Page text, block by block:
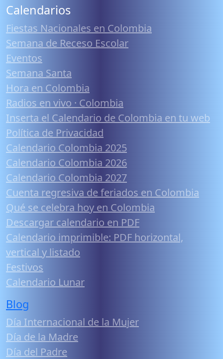
Calendarios
Fiestas Nacionales en Colombia
Semana de Receso Escolar
Eventos
Semana Santa
Hora en Colombia
Radios en vivo · Colombia
Inserta el Calendario de Colombia en tu web
Política de Privacidad
Calendario Colombia 2025
Calendario Colombia 2026
Calendario Colombia 2027
Cuenta regresiva de feriados en Colombia
Qué se celebra hoy en Colombia
Descargar calendario en PDF
Calendario imprimible: PDF horizontal,
vertical y listado
Festivos
Calendario Lunar
Blog
Día Internacional de la Mujer
Día de la Madre
Día del Padre